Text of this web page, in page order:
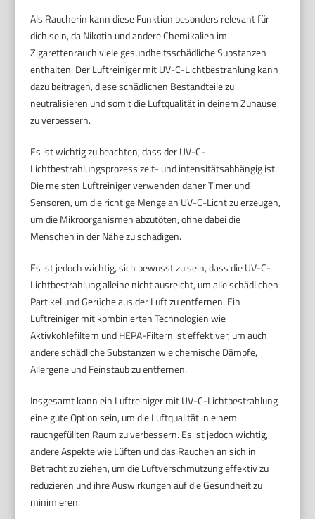
Als Raucherin kann diese Funktion besonders relevant für
dich sein, da Nikotin und andere Chemikalien im
Zigarettenrauch viele gesundheitsschädliche Substanzen
enthalten. Der Luftreiniger mit UV-C-Lichtbestrahlung kann
dazu beitragen, diese schädlichen Bestandteile zu
neutralisieren und somit die Luftqualität in deinem Zuhause
zu verbessern.
Es ist wichtig zu beachten, dass der UV-C-
Lichtbestrahlungsprozess zeit- und intensitätsabhängig ist.
Die meisten Luftreiniger verwenden daher Timer und
Sensoren, um die richtige Menge an UV-C-Licht zu erzeugen,
um die Mikroorganismen abzutöten, ohne dabei die
Menschen in der Nähe zu schädigen.
Es ist jedoch wichtig, sich bewusst zu sein, dass die UV-C-
Lichtbestrahlung alleine nicht ausreicht, um alle schädlichen
Partikel und Gerüche aus der Luft zu entfernen. Ein
Luftreiniger mit kombinierten Technologien wie
Aktivkohlefiltern und HEPA-Filtern ist effektiver, um auch
andere schädliche Substanzen wie chemische Dämpfe,
Allergene und Feinstaub zu entfernen.
Insgesamt kann ein Luftreiniger mit UV-C-Lichtbestrahlung
eine gute Option sein, um die Luftqualität in einem
rauchgefüllten Raum zu verbessern. Es ist jedoch wichtig,
andere Aspekte wie Lüften und das Rauchen an sich in
Betracht zu ziehen, um die Luftverschmutzung effektiv zu
reduzieren und ihre Auswirkungen auf die Gesundheit zu
minimieren.